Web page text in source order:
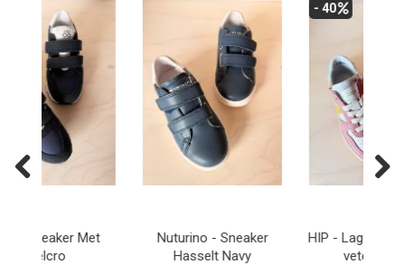
HIP - Lage Sneaker met
veter en rits
HIP - Lage Sneaker Mini